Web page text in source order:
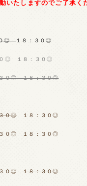
いたしますのでご了承く
０◎１８：３０◎
０◎ １８：３０◎
０◎ １８：３０◎
０◎ １８：３０◎
０◎ １８：３０◎
３０◎１８：３０◎